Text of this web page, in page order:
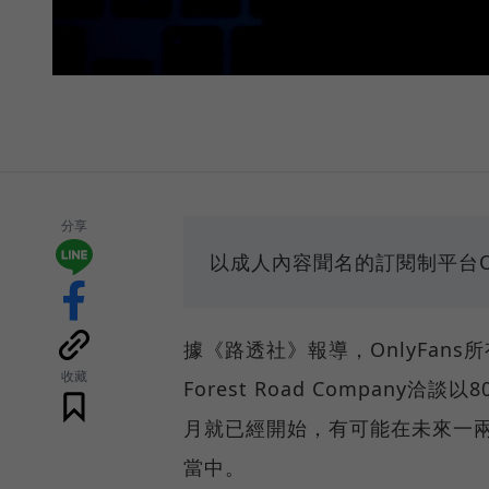
分享
收藏
以成人內容聞名的訂閱制平
據《路透社》報導，OnlyFans
Forest Road Company洽談以
月就已經開始，有可能在未來一
當中。